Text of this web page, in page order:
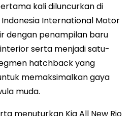
kali diluncurkan di
International Motor
dengan penampilan baru
serta menjadi satu-
hatchback yang
memaksimalkan gaya
muda.